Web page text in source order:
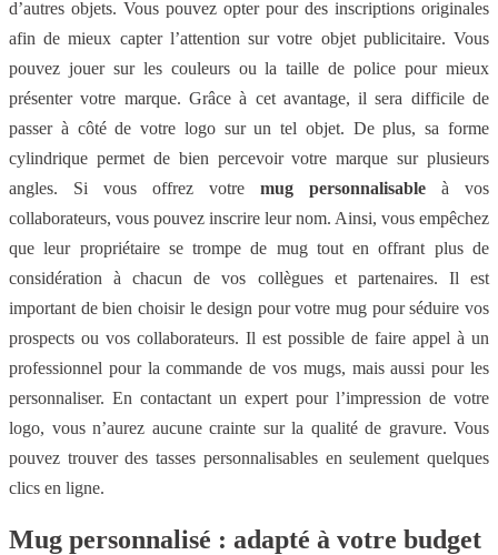
d’autres objets. Vous pouvez opter pour des inscriptions originales
afin de mieux capter l’attention sur votre objet publicitaire. Vous
pouvez jouer sur les couleurs ou la taille de police pour mieux
présenter votre marque. Grâce à cet avantage, il sera difficile de
passer à côté de votre logo sur un tel objet. De plus, sa forme
cylindrique permet de bien percevoir votre marque sur plusieurs
angles. Si vous offrez votre mug personnalisable à vos
collaborateurs, vous pouvez inscrire leur nom. Ainsi, vous empêchez
que leur propriétaire se trompe de mug tout en offrant plus de
considération à chacun de vos collègues et partenaires. Il est
important de bien choisir le design pour votre mug pour séduire vos
prospects ou vos collaborateurs. Il est possible de faire appel à un
professionnel pour la commande de vos mugs, mais aussi pour les
personnaliser. En contactant un expert pour l’impression de votre
logo, vous n’aurez aucune crainte sur la qualité de gravure. Vous
pouvez trouver des tasses personnalisables en seulement quelques
clics en ligne.
Mug personnalisé : adapté à votre budget